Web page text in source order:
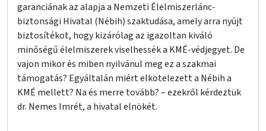
garanciának az alapja a Nemzeti Élelmiszerlánc-
biztonsági Hivatal (Nébih) szaktudása, amely arra nyújt
biztosítékot, hogy kizárólag az igazoltan kiváló
minőségű élelmiszerek viselhessék a KMÉ-védjegyet. De
vajon mikor és miben nyilvánul meg ez a szakmai
támogatás? Egyáltalán miért elkötelezett a Nébih a
KMÉ mellett? Na és merre tovább? – ezekről kérdeztük
dr. Nemes Imrét, a hivatal elnökét.